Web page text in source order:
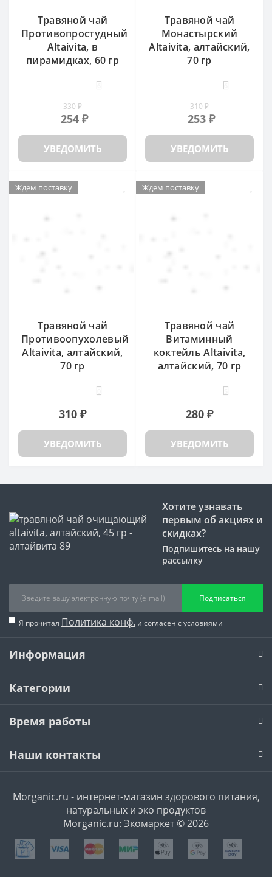
Травяной чай
Противопростудный
Altaivita, в
пирамидках, 60 гр
330 ₽
254 ₽
УВЕДОМИТЬ
Травяной чай
Монастырский
Altaivita, алтайский,
70 гр
310 ₽
253 ₽
УВЕДОМИТЬ
Ждем поставку
Травяной чай
Противоопухолевый
Altaivita, алтайский,
70 гр
310 ₽
УВЕДОМИТЬ
Ждем поставку
Травяной чай
Витаминный
коктейль Altaivita,
алтайский, 70 гр
280 ₽
УВЕДОМИТЬ
Хотите узнавать
первым об акциях и
скидках?
Подпишитесь на нашу
рассылку
Подписаться
Я прочитал Политика конф. и согласен с условиями
Информация
Категории
Время работы
Наши контакты
Morganic.ru - интернет-магазин здорового питания,
натуральных и эко продуктов
Morganic.ru: Экомаркет © 2026